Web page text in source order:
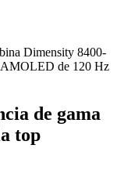
Dimensity 8400-
de 120 Hz
de gama
top